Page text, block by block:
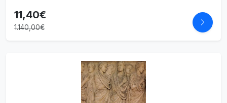
11,40€
1.140,00€